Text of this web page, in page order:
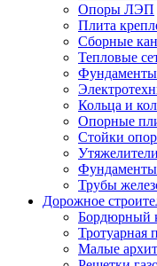
Опоры ЛЭП
Плита
Сборные
Тепловые
Кольца и
Опорные
Стойки
Трубы
Дорожное
Бордюрный
Тротуарная
Малые